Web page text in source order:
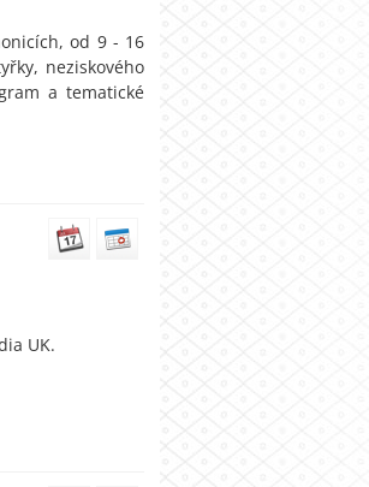
od 9 - 16
neziskového
a tematické
UK.